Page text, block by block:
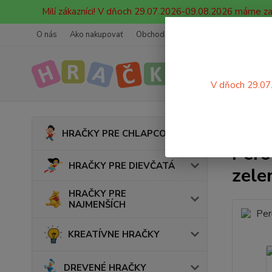
Milí zákazníci! V dňoch 29.07.2026-09.08.2026 máme
O nás Ako nakupovať Obchodné podmienky
HRAČKY PRE CHLAPCOV
HRAČKY PRE DIEVČATÁ
HRAČKY PRE
NAJMENŠÍCH
KREATÍVNE HRAČKY
DREVENÉ HRAČKY
V dňoch